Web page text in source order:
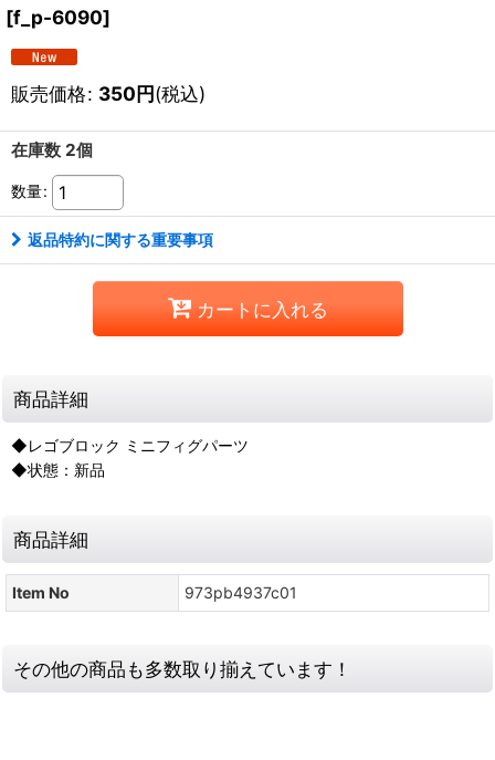
[f_p-6090]
販売価格: 350円(税込)
在庫数 2個
数量:
返品特約に関する重要事項
カートに入れる
商品詳細
◆レゴブロック ミニフィグパーツ
◆状態：新品
商品詳細
Item No 973pb4937c01
その他の商品も多数取り揃えています！